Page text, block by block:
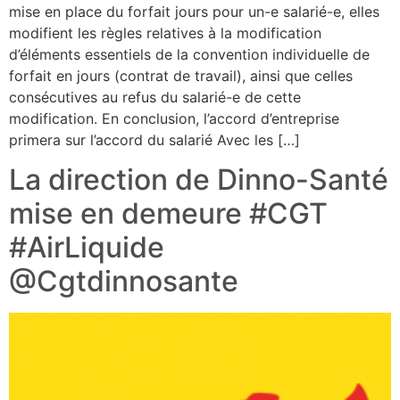
mise en place du forfait jours pour un-e salarié-e, elles
modifient les règles relatives à la modification
d’éléments essentiels de la convention individuelle de
forfait en jours (contrat de travail), ainsi que celles
consécutives au refus du salarié-e de cette
modification. En conclusion, l’accord d’entreprise
primera sur l’accord du salarié Avec les […]
La direction de Dinno-Santé
mise en demeure #CGT
#AirLiquide